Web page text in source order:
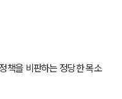
책을 비판하는 정당한 목소